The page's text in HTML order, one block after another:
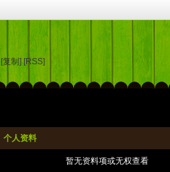
[复制] [RSS]
个人资料
暂无资料项或无权查看